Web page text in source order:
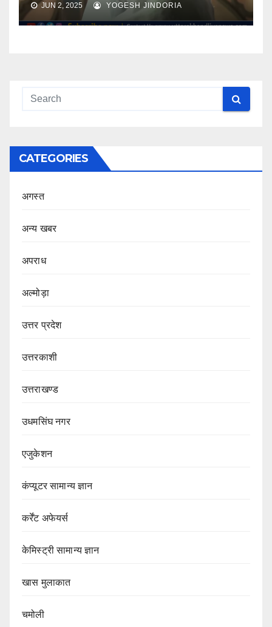
JUN 2, 2025 YOGESH JINDORIA
CATEGORIES
अगस्त
अन्य खबर
अपराध
अल्मोड़ा
उत्तर प्रदेश
उत्तरकाशी
उत्तराखण्ड
उधमसिंघ नगर
एजुकेशन
कंप्यूटर सामान्य ज्ञान
कर्रेंट अफेयर्स
केमिस्ट्री सामान्य ज्ञान
खास मुलाकात
चमोली